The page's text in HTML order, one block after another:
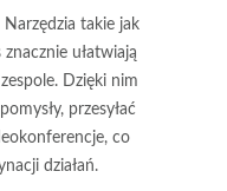
Narzędzia takie jak
ułatwiają
Dzięki nim
przesyłać
co
działań.